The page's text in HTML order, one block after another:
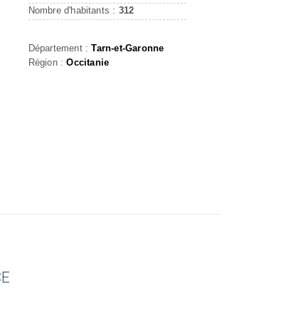
Nombre d'habitants : 312
Département :Tarn-et-Garonne
Région :Occitanie